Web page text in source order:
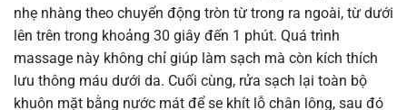
nhẹ nhàng theo chuyển động tròn từ trong ra ngoài, từ dưới
lên trên trong khoảng 30 giây đến 1 phút. Quá trình
massage này không chỉ giúp làm sạch mà còn kích thích
lưu thông máu dưới da. Cuối cùng, rửa sạch lại toàn bộ
khuôn mặt bằng nước mát để se khít lỗ chân lông, sau đó